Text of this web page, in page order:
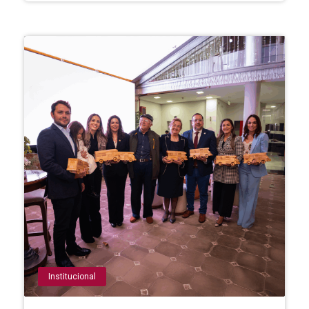
Institucional